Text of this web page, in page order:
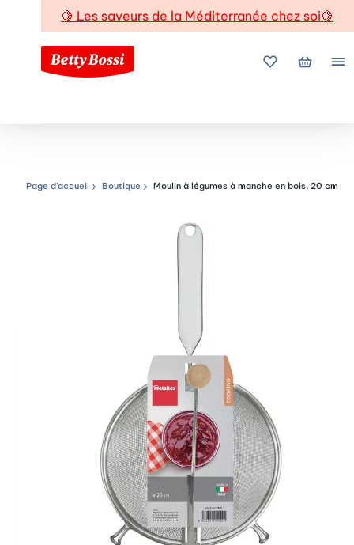
🍋 Les saveurs de la Méditerranée chez soi🍋
Mes favoris
Mon
Chemin de navigation
Page d’accueil Boutique Moulin à légumes à manche en bois, 20 cm